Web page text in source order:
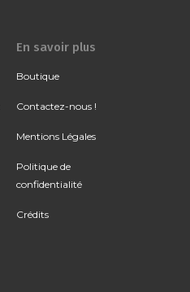
En savoir plus
Boutique
Contactez-nous !
Mentions Légales
Politique de
confidentialité
Crédits